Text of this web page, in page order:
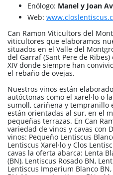
Enólogo: Manel y Joan
Web:
Can Ramon Viticultors del
viticultores que elaboramos
situados en el Valle del
del Garraf (Sant Pere de
XIV donde siempre han
el rebaño de ovejas.
Nuestros vinos están
autóctonas como el xarel·lo o
sumoll, cariñena y tempranillo
están orientadas al sur, en el
pequeñas terrazas. En Can
variedad de vinos y cavas con
vinos: Pequeño Lentiscus
Lentiscus Xarel·lo y Clos
cavas la oferta abarca: Lenta
(BN), Lentiscus Rosado BN,
Lentiscus Imperium Blanco